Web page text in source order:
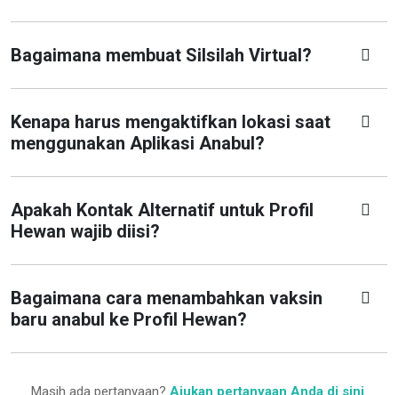
Bagaimana membuat Silsilah Virtual?
Kenapa harus mengaktifkan lokasi saat
menggunakan Aplikasi Anabul?
Apakah Kontak Alternatif untuk Profil
Hewan wajib diisi?
Bagaimana cara menambahkan vaksin
baru anabul ke Profil Hewan?
Masih ada pertanyaan? Ajukan pertanyaan Anda di sini.